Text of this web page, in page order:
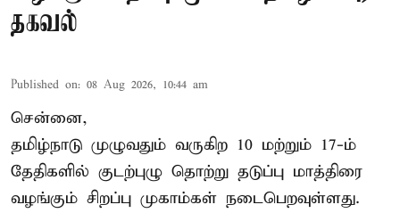
தகவல்
Published on: 08 Aug 2026, 10:44 am
சென்னை,
தமிழ்நாடு முழுவதும் வருகிற 10 மற்றும் 17-ம்
தேதிகளில் குடற்புழு தொற்று தடுப்பு மாத்திரை
வழங்கும் சிறப்பு முகாம்கள் நடைபெறவுள்ளது.